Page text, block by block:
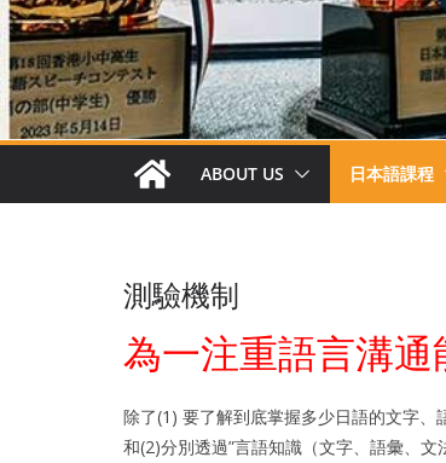
ABOUT US 日本語課程
測驗機制
為一注重語言溝通
除了(1) 要了解到底掌握多少日語的文字
和(2)分別透過”言語知識（文字、語彙、文